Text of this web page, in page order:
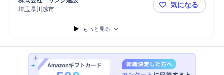
実施設計 販売
埼玉県川越市
RC造マン
気になる
もっと見る